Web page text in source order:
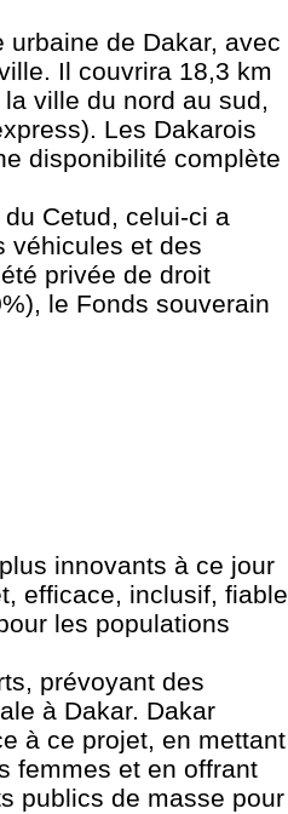
de Dakar, avec
Il couvrira 18,3 km
ville du nord au sud,
Les Dakarois
disponibilité complète
Cetud, celui-ci a
véhicules et des
privée de droit
le Fonds souverain
innovants à ce jour
efficace, inclusif, fiable
les populations
prévoyant des
à Dakar. Dakar
à ce projet, en mettant
femmes et en offrant
publics de masse pour